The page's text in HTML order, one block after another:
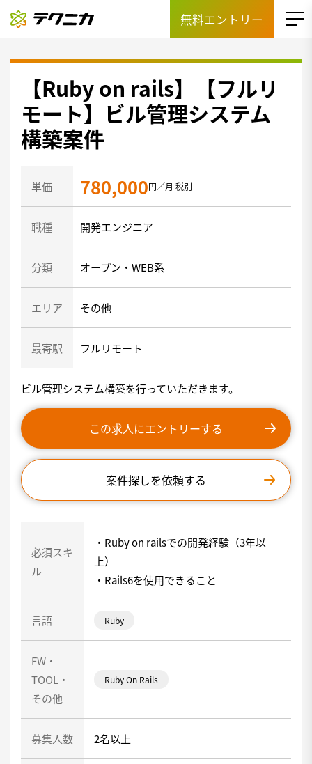
無料エントリー
【Ruby on rails】【フルリ
モート】ビル管理システム
構築案件
単価 780,000円／月 税別
職種 開発エンジニア
分類 オープン・WEB系
エリア その他
最寄駅 フルリモート
ビル管理システム構築を行っていただきます。
この求人にエントリーする
案件探しを依頼する
必須スキ
ル
・Ruby on railsでの開発経験（3年以
上）
・Rails6を使用できること
言語 Ruby
FW・
TOOL・
その他
Ruby On Rails
募集人数 2名以上